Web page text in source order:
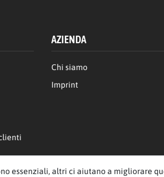
AZIENDA
Chi siamo
Imprint
essenziali, altri ci aiutano a migliorare